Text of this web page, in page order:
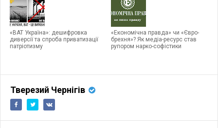
«ВАТ Україна»: дешифровка
диверсії та спроба приватизації
патріотизму
«Економічна правда» чи «Євро-
брехня»? Як медіа-ресурс став
рупором нарко-софістики
Тверезий Чернігів